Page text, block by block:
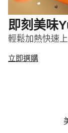
即刻美味
輕鬆加熱快速
立即選購